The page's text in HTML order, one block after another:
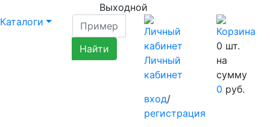
Выходной
Каталоги
Личный
кабинет
вход/
регистрация
0 шт.
на
сумму
0 руб.